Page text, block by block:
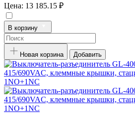
Цена: 13 185.15 ₽
В корзину
Новая корзина Добавить